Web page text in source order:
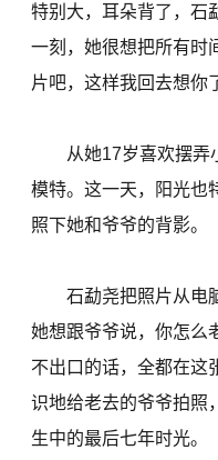
特别大，耳朵背了，石
一刻，她很想把所有时
片吧，这样我回去想你
从她17岁喜欢摆弄
模特。这一天，阳光也
照下她和爷爷的背影。
石勐尧把照片从电脑
她想跟爷爷说，你怎么
不出口的话，全都在这
识地给老去的爷爷拍照
生中的最后七年时光。